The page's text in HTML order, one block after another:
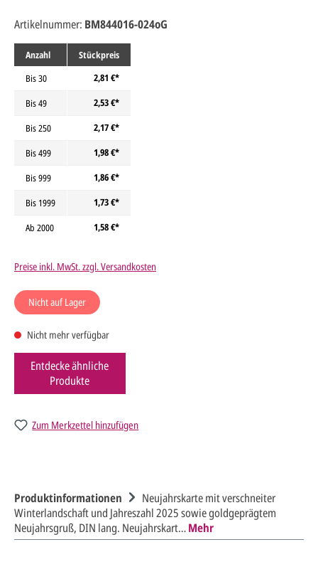
Anzahl
Stückpreis
Bis30
2,81 €*
Bis49
2,53 €*
Bis250
2,17 €*
Bis499
1,98 €*
Bis999
1,86 €*
Bis 1999
1,73 €*
Ab 2000 1,58 €*
Preise inkl. MwSt. zzgl. Versandkosten
Nicht auf Lager
Nicht mehr verfügbar
Entdecke ähnliche
Produkte
Zum Merkzettel hinzufügen
Artikelnummer: BM844016-024oG
Produktinformationen
Neujahrskarte mit verschneiter
Winterlandschaft und Jahreszahl 2025 sowie goldgeprägtem
Neujahrsgruß, DIN lang. Neujahrskart…Mehr